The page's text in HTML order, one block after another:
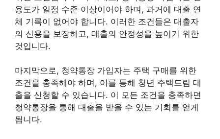
용도가 일정 수준 이상이어야 하며, 과거에 대출 연
체 기록이 없어야 합니다. 이러한 조건들은 대출자
의 신용을 보장하고, 대출의 안정성을 높이기 위한
것입니다.
마지막으로, 청약통장 가입자는 주택 구매를 위한
조건을 충족해야 하며, 이를 통해 청년 주택드림 대
출을 신청할 수 있습니다. 이 모든 조건을 충족하면
청약통장을 통해 대출을 받을 수 있는 기회를 얻게
됩니다.